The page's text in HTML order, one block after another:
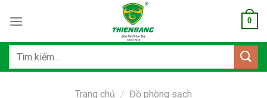
qua
dung
0
Tìm
Trang chủ / Đồ phòng sạch